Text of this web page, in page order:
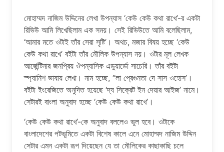
মোহাম্মদ নাজিম উদ্দিনের লেখা উপন্যাস ‘কেউ কেউ কথা রাখে’-র একটা
রিভিউ আমি লিখেছিলাম এক সময়। সেই রিভিউতে আমি বলেছিলাম,
‘আমার মতে ওটাই তাঁর সেরা সৃষ্টি’। অথচ, মজার বিষয় হচ্ছে ‘কেউ
কেউ কথা রাখে’ বইটা তাঁর মৌলিক উপন্যাস নয়। ওটার মূল লেখক
আর্জেন্টিনার জনপ্রিয় ঔপন্যাসিক এডুয়ার্ডো সাচেরি। তাঁর বইটা
স্প্যানিশ ভাষায় লেখা। নাম হচ্ছে, ‘’লা প্রেগুনতা দে সাস ওহোস’।
বইটা ইংরেজিতে অনুদিত হয়েছে ‘দ্য সিক্রেট ইন দেয়ার আইজ’ নামে।
সেটারই বাংলা অনুবাদ হচ্ছে ‘কেউ কেউ কথা রাখে’।
‘কেউ কেউ কথা রাখে’-কে অনুবাদ বললেও ভুল হবে। ওটাকে
বাংলাদেশের পটভূমিতে একটা বিশেষ কালে এনে মোহাম্মদ নাজিম উদ্দিন
সেটার এমন একটা রূপ দিয়েছেন যে তা মৌলিকের কাছাকাছি চলে